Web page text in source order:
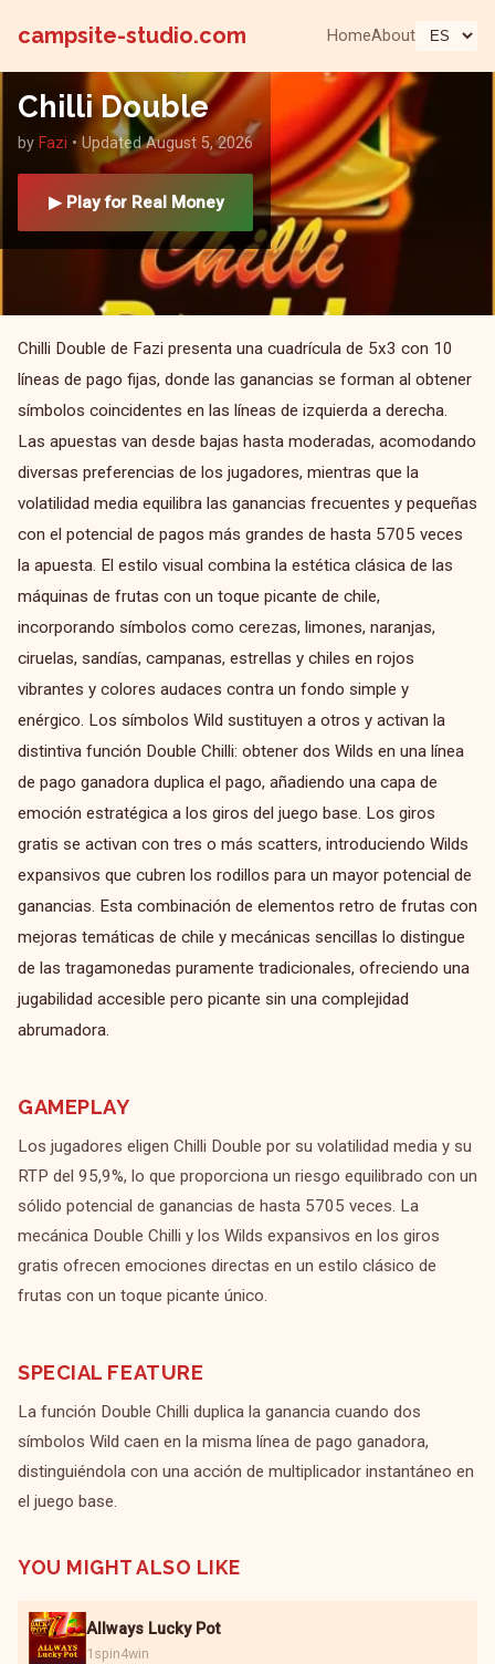
campsite-studio.com HomeAbout
Chilli Double
by Fazi • Updated August 5, 2026
▶ Play for Real Money
Chilli Double de Fazi presenta una cuadrícula de 5x3 con 10
líneas de pago fijas, donde las ganancias se forman al obtener
símbolos coincidentes en las líneas de izquierda a derecha.
Las apuestas van desde bajas hasta moderadas, acomodando
diversas preferencias de los jugadores, mientras que la
volatilidad media equilibra las ganancias frecuentes y pequeñas
con el potencial de pagos más grandes de hasta 5705 veces
la apuesta. El estilo visual combina la estética clásica de las
máquinas de frutas con un toque picante de chile,
incorporando símbolos como cerezas, limones, naranjas,
ciruelas, sandías, campanas, estrellas y chiles en rojos
vibrantes y colores audaces contra un fondo simple y
enérgico. Los símbolos Wild sustituyen a otros y activan la
distintiva función Double Chilli: obtener dos Wilds en una línea
de pago ganadora duplica el pago, añadiendo una capa de
emoción estratégica a los giros del juego base. Los giros
gratis se activan con tres o más scatters, introduciendo Wilds
expansivos que cubren los rodillos para un mayor potencial de
ganancias. Esta combinación de elementos retro de frutas con
mejoras temáticas de chile y mecánicas sencillas lo distingue
de las tragamonedas puramente tradicionales, ofreciendo una
jugabilidad accesible pero picante sin una complejidad
abrumadora.
GAMEPLAY
Los jugadores eligen Chilli Double por su volatilidad media y su
RTP del 95,9%, lo que proporciona un riesgo equilibrado con un
sólido potencial de ganancias de hasta 5705 veces. La
mecánica Double Chilli y los Wilds expansivos en los giros
gratis ofrecen emociones directas en un estilo clásico de
frutas con un toque picante único.
SPECIAL FEATURE
La función Double Chilli duplica la ganancia cuando dos
símbolos Wild caen en la misma línea de pago ganadora,
distinguiéndola con una acción de multiplicador instantáneo en
el juego base.
YOU MIGHT ALSO LIKE
Allways Lucky Pot
1spin4win